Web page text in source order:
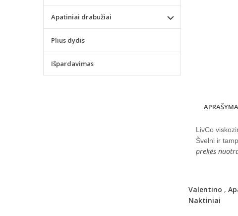
LivCo
Švelni ir
prekės
Valentino ,
Naktiniai
Apatiniai drabužiai
Plius dydis
Išpardavimas